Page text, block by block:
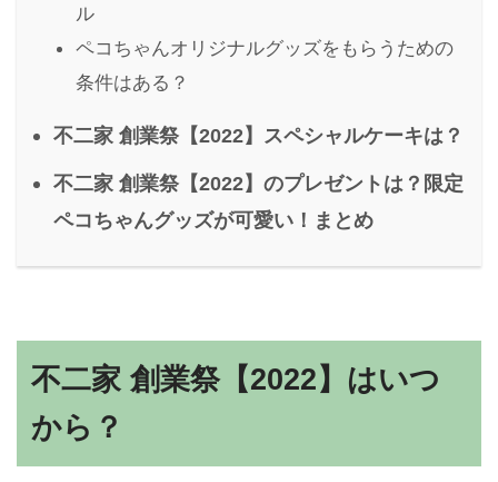
ル
ペコちゃんオリジナルグッズをもらうための
条件はある？
不二家 創業祭【2022】スペシャルケーキは？
不二家 創業祭【2022】のプレゼントは？限定
ペコちゃんグッズが可愛い！まとめ
不二家 創業祭【2022】はいつ
から？